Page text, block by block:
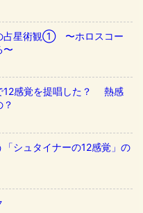
占星術観① 〜ホロスコー
〜
12感覚を提唱した？ 熱感
シュタイナーの12感覚」の